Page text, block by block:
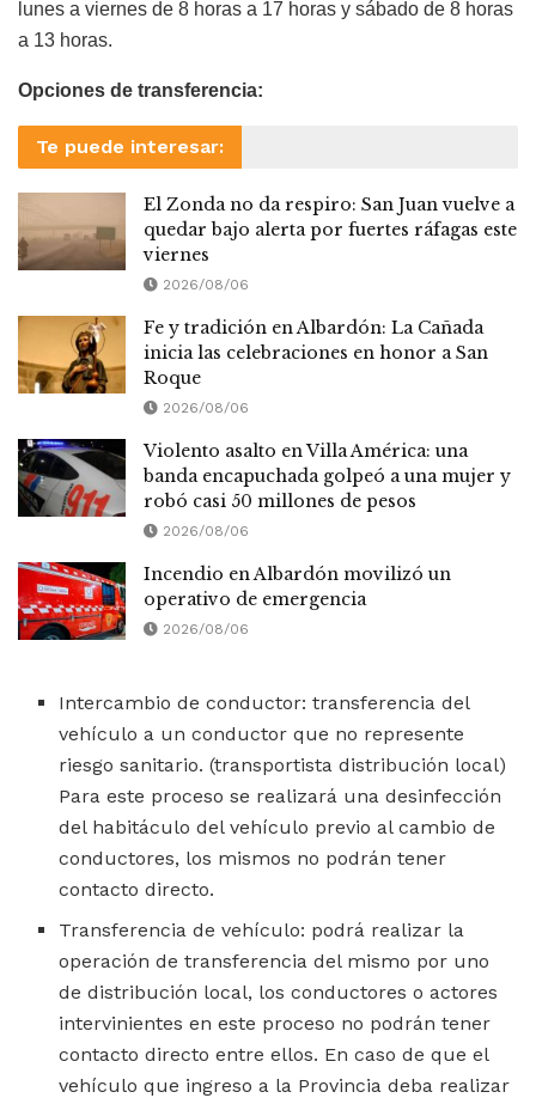
lunes a viernes de 8 horas a 17 horas y sábado de 8 horas
a 13 horas.
Opciones de transferencia:
Te puede interesar:
El Zonda no da respiro: San Juan vuelve a
quedar bajo alerta por fuertes ráfagas este
viernes
2026/08/06
Fe y tradición en Albardón: La Cañada
inicia las celebraciones en honor a San
Roque
2026/08/06
Violento asalto en Villa América: una
banda encapuchada golpeó a una mujer y
robó casi 50 millones de pesos
2026/08/06
Incendio en Albardón movilizó un
operativo de emergencia
2026/08/06
Intercambio de conductor: transferencia del
vehículo a un conductor que no represente
riesgo sanitario. (transportista distribución local)
Para este proceso se realizará una desinfección
del habitáculo del vehículo previo al cambio de
conductores, los mismos no podrán tener
contacto directo.
Transferencia de vehículo: podrá realizar la
operación de transferencia del mismo por uno
de distribución local, los conductores o actores
intervinientes en este proceso no podrán tener
contacto directo entre ellos. En caso de que el
vehículo que ingreso a la Provincia deba realizar